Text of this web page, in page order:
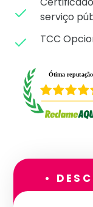
serviço
TCC
•